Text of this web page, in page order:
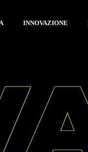
INNOVAZIONE